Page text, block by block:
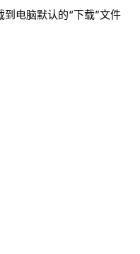
电脑默认的“下载”文件